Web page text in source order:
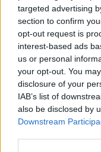
targeted advertising
section to confirm
opt-out request is
interest-based ads
us or personal
your opt-out. You
disclosure of your
IAB’s list of
also be disclosed by
Downstream
Žinios Lietuvos
Keliauk su
išsiskiria Mažeikiai
Žinios | Lietuvos
Keliauk su
kiekvienam